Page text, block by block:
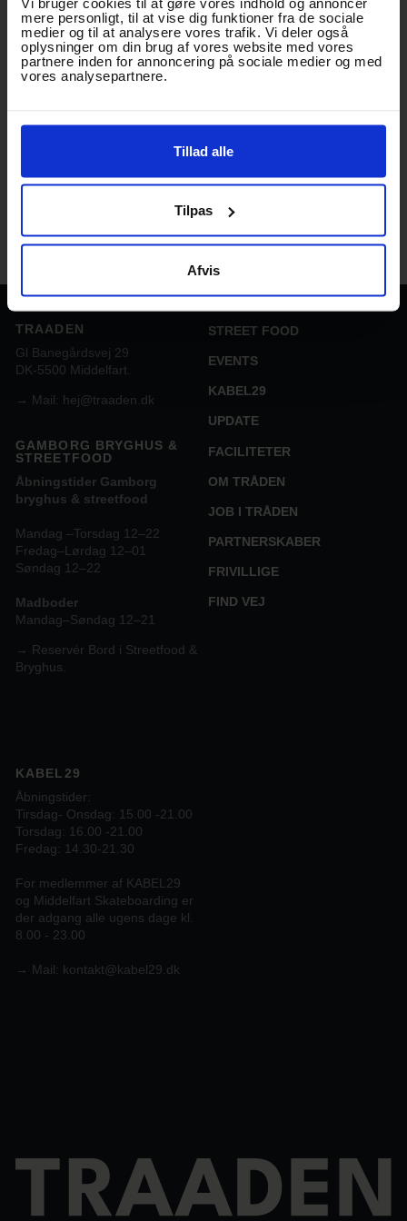
mere personligt, til at vise dig funktioner fra de sociale
medier og til at analysere vores trafik. Vi deler også
oplysninger om din brug af vores website med vores
partnere inden for annoncering på sociale medier og med
vores analysepartnere.
Tillad alle
Tilpas
Afvis
Det er unummererede siddepladser.
Parkering
Handicapvenlig parkering via Gl. Banegårdsvej
Kørestolsbilletter og billetter med ledsager kan bestilles via
STREET FOOD
EVENTS
KABEL29
UPDATE
FACILITETER
OM TRÅDEN
JOB I TRÅDEN
PARTNERSKABER
FRIVILLIGE
FIND VEJ
TRAADEN
Gl Banegårdsvej 29
DK-5500 Middelfart.
→ Mail: hej@traaden.dk
GAMBORG BRYGHUS &
STREETFOOD
Åbningstider Gamborg
bryghus & streetfood
Mandag –Torsdag 12–22
Fredag–Lørdag 12–01
Søndag 12–22
Madboder
Mandag–Søndag 12–21
→ Reservér Bord i Streetfood &
Bryghus.
KABEL29
Åbningstider:
Tirsdag- Onsdag: 15.00 -21.00
Torsdag: 16.00 -21.00
Fredag: 14.30-21.30
For medlemmer af KABEL29
og Middelfart Skateboarding er
der adgang alle ugens dage kl.
8.00 - 23.00
→ Mail: kontakt@kabel29.dk